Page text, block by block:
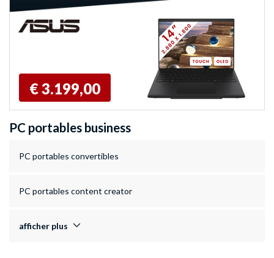
€ 3.199,00
PC portables business
PC portables convertibles
PC portables content creator
afficher plus